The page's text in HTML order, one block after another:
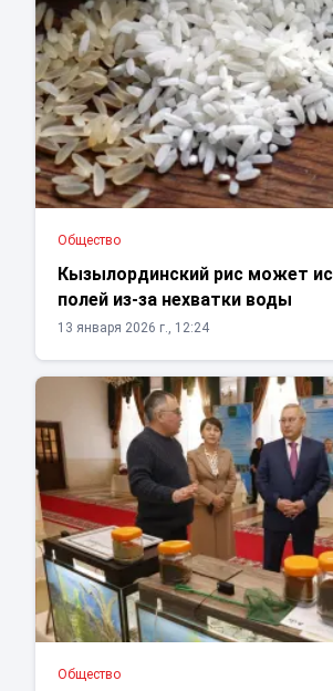
Общество
Кызылординский рис может
полей из-за нехватки воды
13 января 2026 г., 12:24
Общество